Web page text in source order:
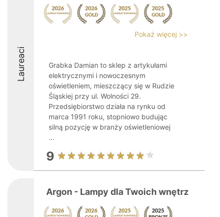
Laureaci
Pokaż więcej >>
Grabka Damian to sklep z artykułami
elektrycznymi i nowoczesnym
oświetleniem, mieszczący się w Rudzie
Śląskiej przy ul. Wolności 29.
Przedsiębiorstwo działa na rynku od
marca 1991 roku, stopniowo budując
silną pozycję w branży oświetleniowej
...
9
Argon - Lampy dla Twoich wnętrz